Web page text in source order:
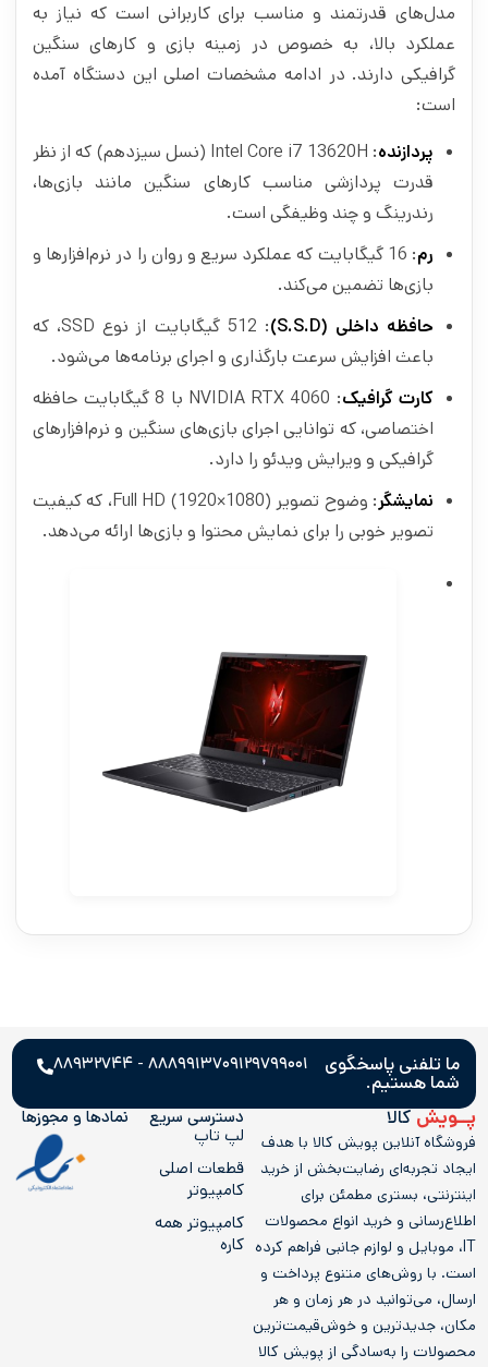
مدل‌های قدرتمند و مناسب برای کاربرانی است که نیاز به
عملکرد بالا، به خصوص در زمینه بازی و کارهای سنگین
گرافیکی دارند. در ادامه مشخصات اصلی این دستگاه آمده
است:
پردازنده
: Intel Core i7 13620H (نسل سیزدهم) که از نظر
قدرت پردازشی مناسب کارهای سنگین مانند بازی‌ها،
رندرینگ و چند وظیفگی است.
رم
: 16 گیگابایت که عملکرد سریع و روان را در نرم‌افزارها و
بازی‌ها تضمین می‌کند.
حافظه داخلی (S.S.D)
: 512 گیگابایت از نوع SSD، که
باعث افزایش سرعت بارگذاری و اجرای برنامه‌ها می‌شود.
کارت گرافیک
: NVIDIA RTX 4060 با 8 گیگابایت حافظه
اختصاصی، که توانایی اجرای بازی‌های سنگین و نرم‌افزارهای
گرافیکی و ویرایش ویدئو را دارد.
نمایشگر
: وضوح تصویر Full HD (1920×1080)، که کیفیت
تصویر خوبی را برای نمایش محتوا و بازی‌ها ارائه می‌دهد.
ما تلفنی پاسخگوی
شما هستیم.
۰۹۱۲۹۷۹۹۰۰۱۸۸۸۹۹۱۳۷ - ۸۸۹۳۲۷۴۴
پــویشکالا
فروشگاه آنلاین پویش کالا با هدف
ایجاد تجربه‌ای رضایت‌بخش از خرید
اینترنتی، بستری مطمئن برای
اطلاع‌رسانی و خرید انواع محصولات
IT، موبایل و لوازم جانبی فراهم کرده
است. با روش‌های متنوع پرداخت و
ارسال، می‌توانید در هر زمان و هر
مکان، جدیدترین و خوش‌قیمت‌ترین
محصولات را به‌سادگی از پویش کالا
دسترسی سریع
لپ تاپ
قطعات اصلی
کامپیوتر
کامپيوتر همه
کاره
نمادها و مجوز‌ها